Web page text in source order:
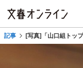
記事 [写真]「山口組トッ